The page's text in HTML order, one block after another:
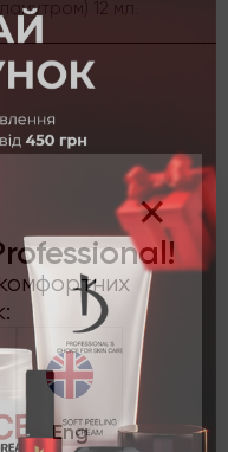
×
Eng
12 мл.
для вас